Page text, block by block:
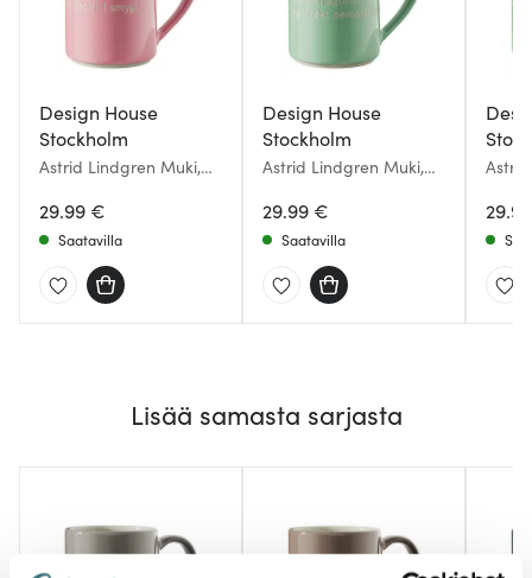
Design House
Stockholm
Astrid Lindgren Muki,
cl Roosa
29.99 €
Saatavilla
Design House
Stockholm
Astrid Lindgren Muki,
Vihreä
29.99 €
Saatavilla
ställa
Lisää samasta sarjasta